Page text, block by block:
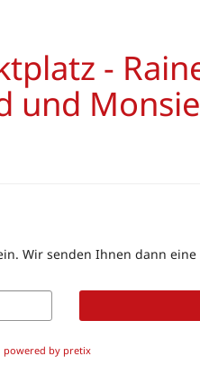
-
und
Wir senden Ihnen dann
powered by pretix